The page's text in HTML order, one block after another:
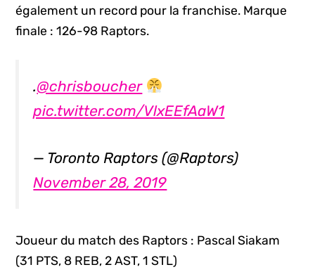
également un record pour la franchise. Marque
finale : 126-98 Raptors.
.@chrisboucher
pic.twitter.com/VlxEEfAaW1
— Toronto Raptors (@Raptors)
November 28, 2019
Joueur du match des Raptors : Pascal Siakam
(31 PTS, 8 REB, 2 AST, 1 STL)